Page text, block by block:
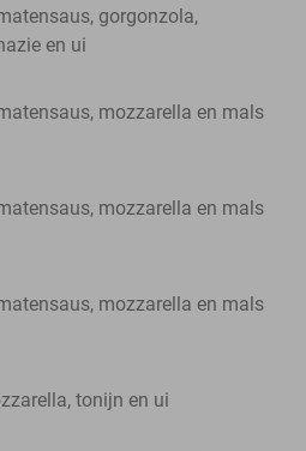
gorgonzola,
en ui
mozzarella en mals
mozzarella en mals
mozzarella en mals
tonijn en ui